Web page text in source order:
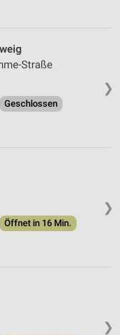
❯
Straße
Geschlossen
❯
Öffnet in 16 Min.
❯